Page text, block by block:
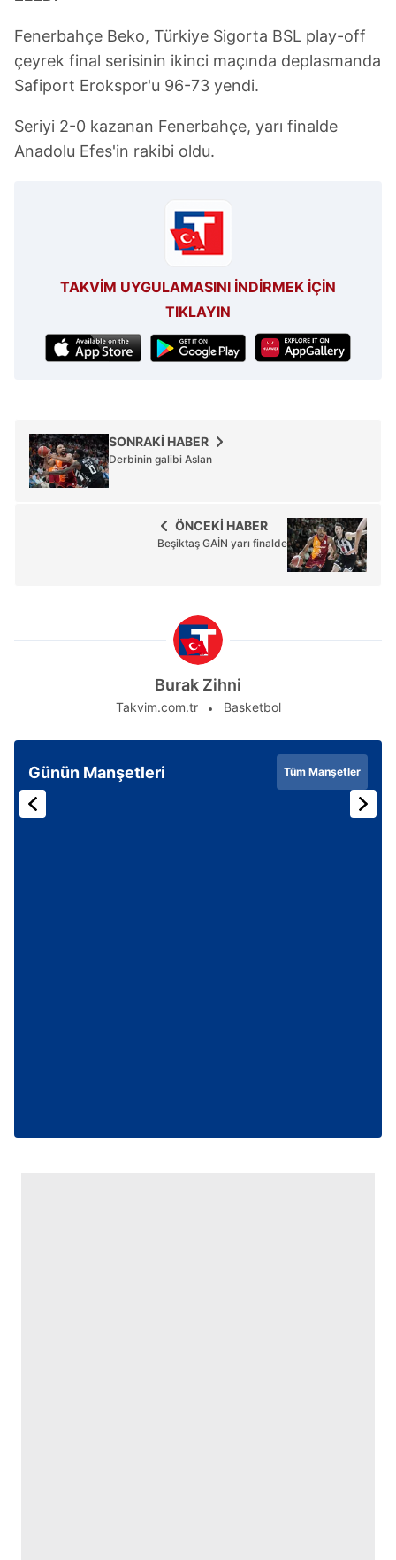
Fenerbahçe Beko, Türkiye Sigorta BSL play-off
çeyrek final serisinin ikinci maçında deplasmanda
Safiport Erokspor'u 96-73 yendi.
Seriyi 2-0 kazanan Fenerbahçe, yarı finalde
Anadolu Efes'in rakibi oldu.
TAKVİM UYGULAMASINI İNDİRMEK İÇİN
TIKLAYIN
SONRAKİ HABER
Derbinin galibi Aslan
ÖNCEKİ HABER
Beşiktaş GAİN yarı finalde
Burak Zihni
Takvim.com.tr Basketbol
Günün Manşetleri Tüm Manşetler